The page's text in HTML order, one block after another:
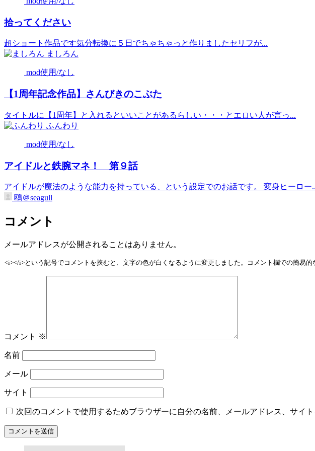
拾ってください
超ショート作品です気分転換に５日でちゃちゃっと作りましたセリフが...
ましろん
mod使用/なし
【1周年記念作品】さんびきのこぶた
タイトルに【1周年】と入れるといいことがあるらしい・・・とエロい人が言っ...
ふんわり
mod使用/なし
アイドルと鉄腕マネ！ 第９話
アイドルが魔法のような能力を持っている、という設定でのお話です。 変身ヒーロー
鴎＠seagull
コメント
メールアドレスが公開されることはありません。
<i></i>という記号でコメントを挟むと、文字の色が白くなるように変更しました。コメント欄での簡易
コメント ※
名前
メール
サイト
次回のコメントで使用するためブラウザーに自分の名前、メールアドレス、サイト